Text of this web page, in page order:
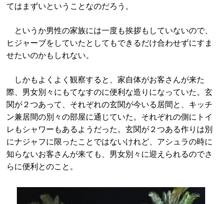
てはまずいということなのだろう。
というか男性の家族には一度も挨拶もしていないので、
ヒジャーブをしていたとしてもできるだけ合わせずにすま
せたいのかもしれない。
しかもよくよく観察すると、家自体がお客さんが来た
際、男女別々にもてなすのに便利な造りになっていた。玄
関が２つあって、それぞれの玄関が今いる居間と、キッチ
ン兼居間の別々の部屋に通じていた。それぞれの側にトイ
レもシャワーもあるようだった。玄関が２つある作りは別
にナジャフに限ったことではないけれど、アシュラの時に
知らないお客さんが来ても、男女別々に迎えられるのでさ
らに便利とのこと。